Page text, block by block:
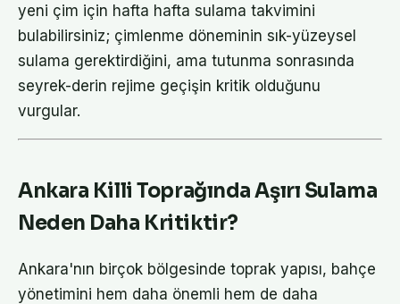
yeni çim için hafta hafta sulama takvimini
bulabilirsiniz; çimlenme döneminin sık-yüzeysel
sulama gerektirdiğini, ama tutunma sonrasında
seyrek-derin rejime geçişin kritik olduğunu
vurgular.
Ankara Killi Toprağında Aşırı Sulama
Neden Daha Kritiktir?
Ankara'nın birçok bölgesinde toprak yapısı, bahçe
yönetimini hem daha önemli hem de daha